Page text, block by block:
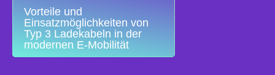
Vorteile und
Einsatzmöglichkeiten von
Typ 3 Ladekabeln in der
modernen E-Mobilität